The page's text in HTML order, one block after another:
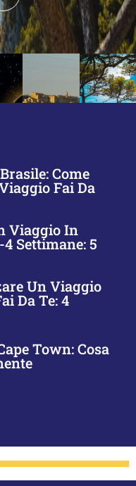
Come
Fai Da
Viaggio In
Settimane: 5
Un Viaggio
Da Te: 4
Town: Cosa